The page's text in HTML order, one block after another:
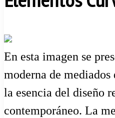
En esta imagen se
moderna de
la esencia del diseño
contemporáneo. La